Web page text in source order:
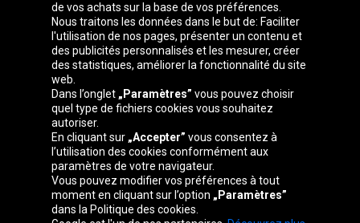
Groupe Oponeo
Česká
republika
Deutschland Éire España
France Italia Magyarország Nederland
de vos achats sur la base de vos préférences.
Nous traitons les données dans le but de: Faciliter
l'utilisation de nos pages, présenter un contenu et
des publicités personnalisés et les mesurer, créer
des statistiques, améliorer la fonctionnalité du site
web.
Dans l’onglet „Paramètres” vous pouvez choisir
quel type de fichiers cookies vous souhaitez
autoriser.
En cliquant sur „Accepter” vous consentez à
l’utilisation des cookies conformément aux
paramètres de votre navigateur.
Vous pouvez modifier vos préférences à tout
moment en cliquant sur l’option „Paramètres”
dans la Politique des cookies.